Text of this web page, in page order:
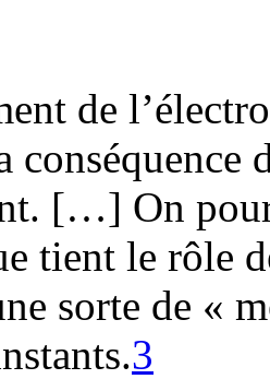
de
conséquence
[…] On
tient le rôle
sorte de «
3